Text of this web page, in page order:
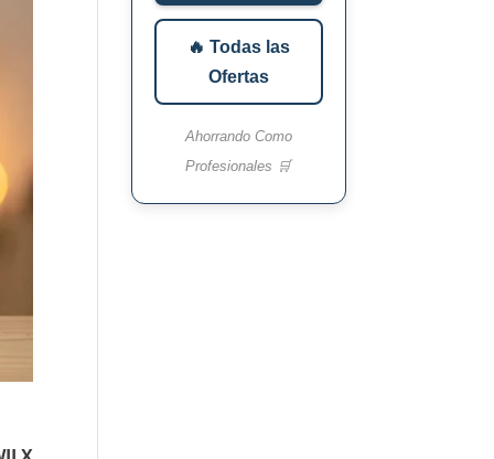
🔥 Todas las
Ofertas
Ahorrando Como
Profesionales 🛒